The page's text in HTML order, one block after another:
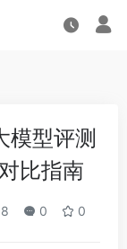
模型评测
比指南
0 0